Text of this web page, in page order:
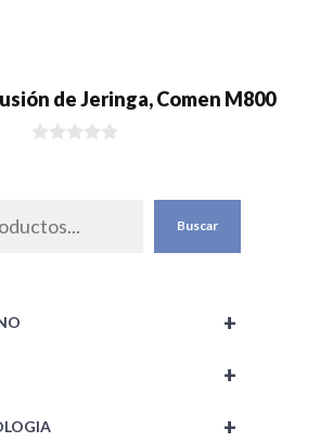
de Jeringa, Comen M800
Buscar
+
+
+